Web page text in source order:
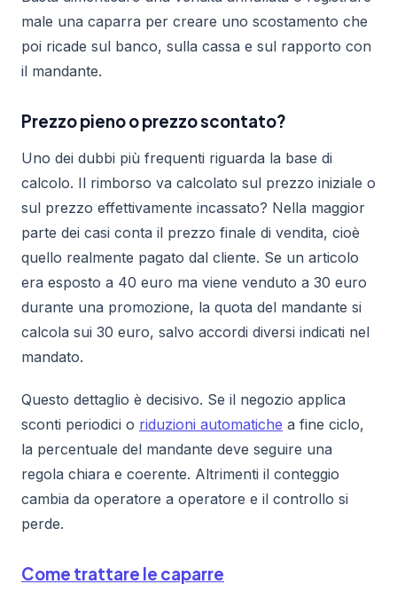
male una caparra per creare uno scostamento che
poi ricade sul banco, sulla cassa e sul rapporto con
il mandante.
Prezzo pieno o prezzo scontato?
Uno dei dubbi più frequenti riguarda la base di
calcolo. Il rimborso va calcolato sul prezzo iniziale o
sul prezzo effettivamente incassato? Nella maggior
parte dei casi conta il prezzo finale di vendita, cioè
quello realmente pagato dal cliente. Se un articolo
era esposto a 40 euro ma viene venduto a 30 euro
durante una promozione, la quota del mandante si
calcola sui 30 euro, salvo accordi diversi indicati nel
mandato.
Questo dettaglio è decisivo. Se il negozio applica
sconti periodici o riduzioni automatiche a fine ciclo,
la percentuale del mandante deve seguire una
regola chiara e coerente. Altrimenti il conteggio
cambia da operatore a operatore e il controllo si
perde.
Come trattare le caparre